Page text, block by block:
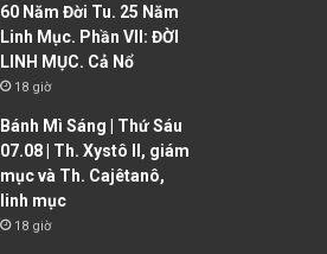
60 Năm Đời Tu. 25 Năm
Linh Mục. Phần VII: ĐỜI
LINH MỤC. Cả Nổ
18 giờ
Bánh Mì Sáng | Thứ Sáu
07.08 | Th. Xystô II, giám
mục và Th. Cajêtanô,
linh mục
18 giờ